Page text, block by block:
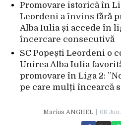
Promovare istorică în
Leordeni a învins fără
Alba Iulia și accede în
încercare consecutivă
SC Popești Leordeni o
Unirea Alba Iulia
promovare în Liga 2:
pe care mulți încearcă
Marius ANGHEL 08